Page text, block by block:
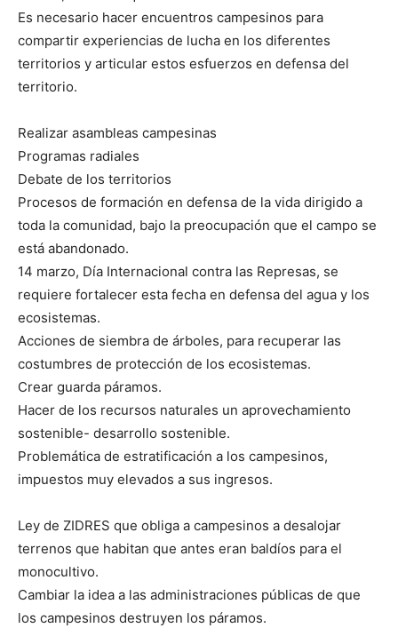
Es necesario hacer encuentros campesinos para
compartir experiencias de lucha en los diferentes
territorios y articular estos esfuerzos en defensa del
territorio.
Realizar asambleas campesinas
Programas radiales
Debate de los territorios
Procesos de formación en defensa de la vida dirigido a
toda la comunidad, bajo la preocupación que el campo se
está abandonado.
14 marzo, Día Internacional contra las Represas, se
requiere fortalecer esta fecha en defensa del agua y los
ecosistemas.
Acciones de siembra de árboles, para recuperar las
costumbres de protección de los ecosistemas.
Crear guarda páramos.
Hacer de los recursos naturales un aprovechamiento
sostenible- desarrollo sostenible.
Problemática de estratificación a los campesinos,
impuestos muy elevados a sus ingresos.
Ley de ZIDRES que obliga a campesinos a desalojar
terrenos que habitan que antes eran baldíos para el
monocultivo.
Cambiar la idea a las administraciones públicas de que
los campesinos destruyen los páramos.